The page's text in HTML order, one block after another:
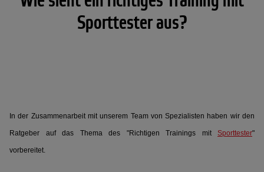
Sporttester aus?
In der Zusammenarbeit mit unserem Team von Spezialisten haben wir den
Ratgeber auf das Thema des "Richtigen Trainings mit Sporttester"
vorbereitet.